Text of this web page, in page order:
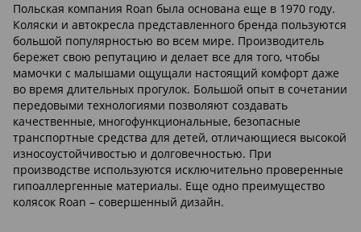
Польская компания Roan была основана еще в 1970 году.
Коляски и автокресла представленного бренда пользуются
большой популярностью во всем мире. Производитель
бережет свою репутацию и делает все для того, чтобы
мамочки с малышами ощущали настоящий комфорт даже
во время длительных прогулок. Большой опыт в сочетании
передовыми технологиями позволяют создавать
качественные, многофункциональные, безопасные
транспортные средства для детей, отличающиеся высокой
износоустойчивостью и долговечностью. При
производстве используются исключительно проверенные
гипоаллергенные материалы. Еще одно преимущество
колясок Roan – совершенный дизайн.